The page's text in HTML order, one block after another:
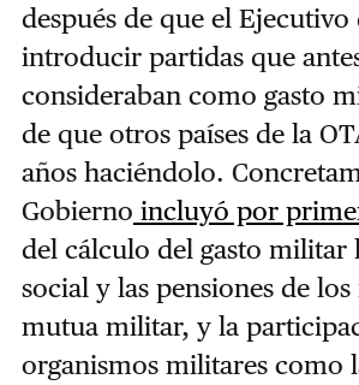
después de que el
introducir partidas que
consideraban como gasto
de que otros países de la
años haciéndolo.
Gobierno incluyó por
del cálculo del gasto militar
social y las pensiones de
mutua militar, y la
organismos militares como